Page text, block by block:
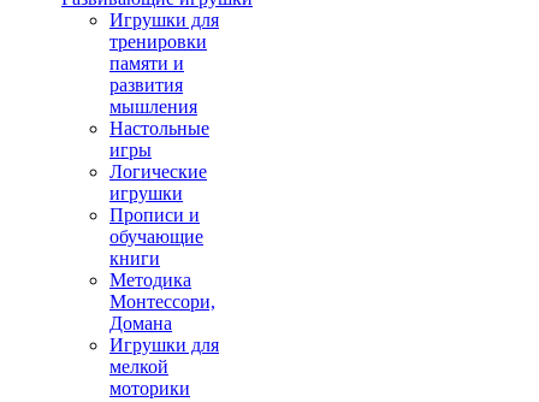
Игрушки для
тренировки
памяти и
развития
мышления
Настольные
игры
Логические
игрушки
Прописи и
обучающие
книги
Методика
Монтессори,
Домана
Игрушки для
мелкой
моторики